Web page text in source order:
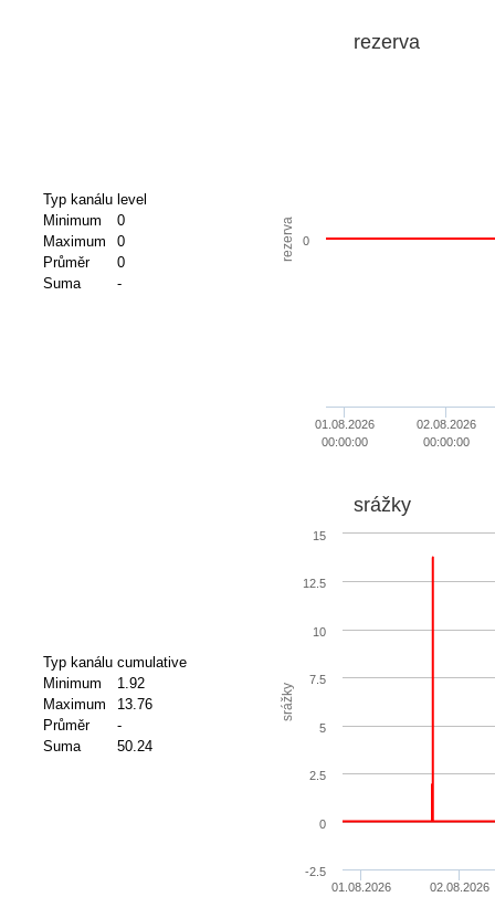
Typ kanálu level
Minimum
0
Maximum
0
Průměr
0
Suma
-
rezerva
rezerva
01.08.2026
00:00:00
02.08.2026
00:00:00
0
Typ kanálu cumulative
Minimum
1.92
Maximum
13.76
Průměr
-
Suma
50.24
srážky
srážky
01.08.2026 02.08.2026
-2.5
0
2.5
5
7.5
10
12.5
15